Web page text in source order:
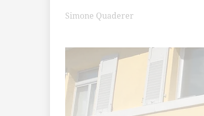
Simone Quaderer